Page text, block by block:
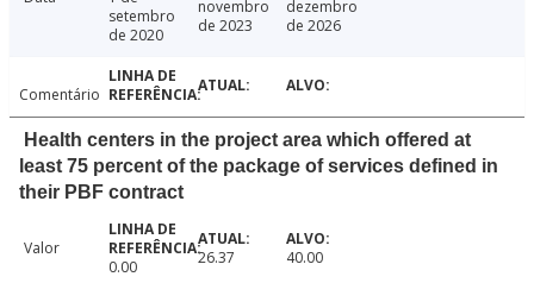
setembro
de 2020
novembro
de 2023
dezembro
de 2026
Comentário
Health centers in the project area which offered at
least 75 percent of the package of services defined in
their PBF contract
Valor
0.00
26.37 40.00